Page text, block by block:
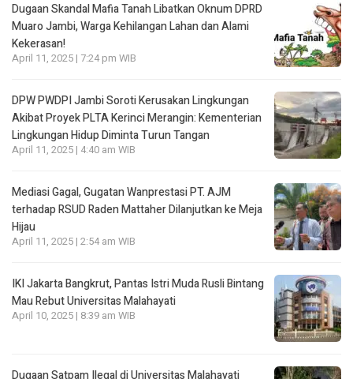
Dugaan Skandal Mafia Tanah Libatkan Oknum DPRD
Muaro Jambi, Warga Kehilangan Lahan dan Alami
Kekerasan!
April 11, 2025 | 7:24 pm WIB
DPW PWDPI Jambi Soroti Kerusakan Lingkungan
Akibat Proyek PLTA Kerinci Merangin: Kementerian
Lingkungan Hidup Diminta Turun Tangan
April 11, 2025 | 4:40 am WIB
Mediasi Gagal, Gugatan Wanprestasi PT. AJM
terhadap RSUD Raden Mattaher Dilanjutkan ke Meja
Hijau
April 11, 2025 | 2:54 am WIB
IKI Jakarta Bangkrut, Pantas Istri Muda Rusli Bintang
Mau Rebut Universitas Malahayati
April 10, 2025 | 8:39 am WIB